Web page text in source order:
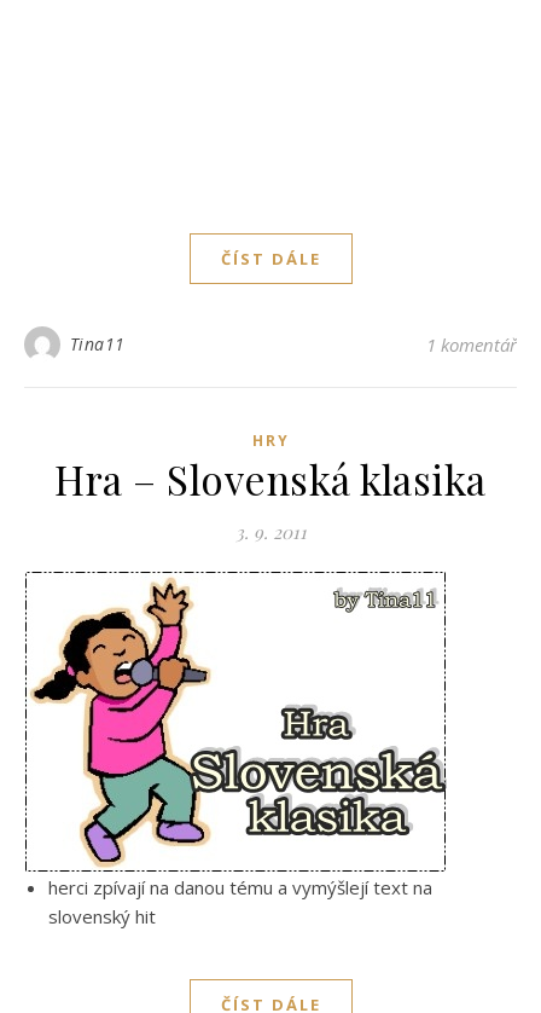
ČÍST DÁLE
Tina11 1 komentář
HRY
Hra – Slovenská klasika
3. 9. 2011
herci zpívají na danou tému a vymýšlejí text na
slovenský hit
ČÍST DÁLE